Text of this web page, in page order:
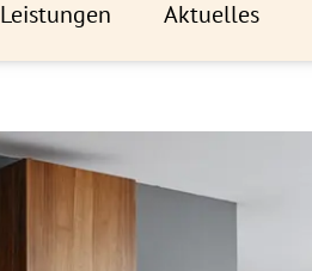
Leistungen Aktuelles